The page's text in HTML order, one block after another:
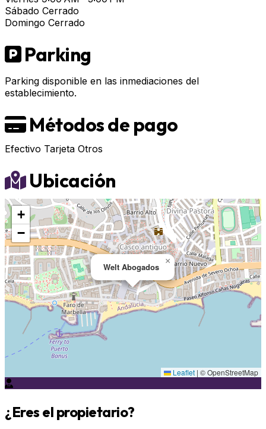
Sábado Cerrado
Domingo Cerrado
Parking
Parking disponible en las inmediaciones del
establecimiento.
Métodos de pago
Efectivo Tarjeta Otros
Ubicación
Welt Abogados
×
+
−
Leaflet | © OpenStreetMap
¿Eres el propietario?